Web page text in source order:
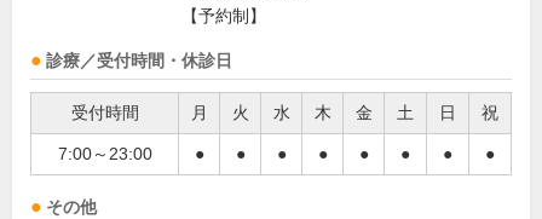
【予約制】
診療／受付時間・休診日
受付時間 月 火 水 木 金 土 日 祝
7:00～23:00 ● ● ● ● ● ● ● ●
その他